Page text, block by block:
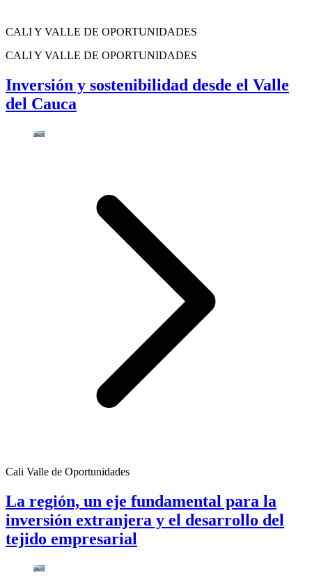
CALI Y VALLE DE OPORTUNIDADES
CALI Y VALLE DE OPORTUNIDADES
Inversión y sostenibilidad desde el Valle
del Cauca
Cali Valle de Oportunidades
La región, un eje fundamental para la
inversión extranjera y el desarrollo del
tejido empresarial